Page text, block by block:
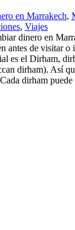
en Marrakech,
, Viajes
dinero en
antes de visitar o
es el Dirham,
dirham). Así
dirham